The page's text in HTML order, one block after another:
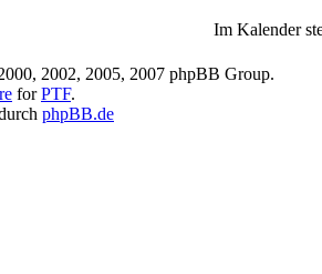
Im Kalender
2002, 2005, 2007 phpBB Group.
forPTF.
phpBB.de